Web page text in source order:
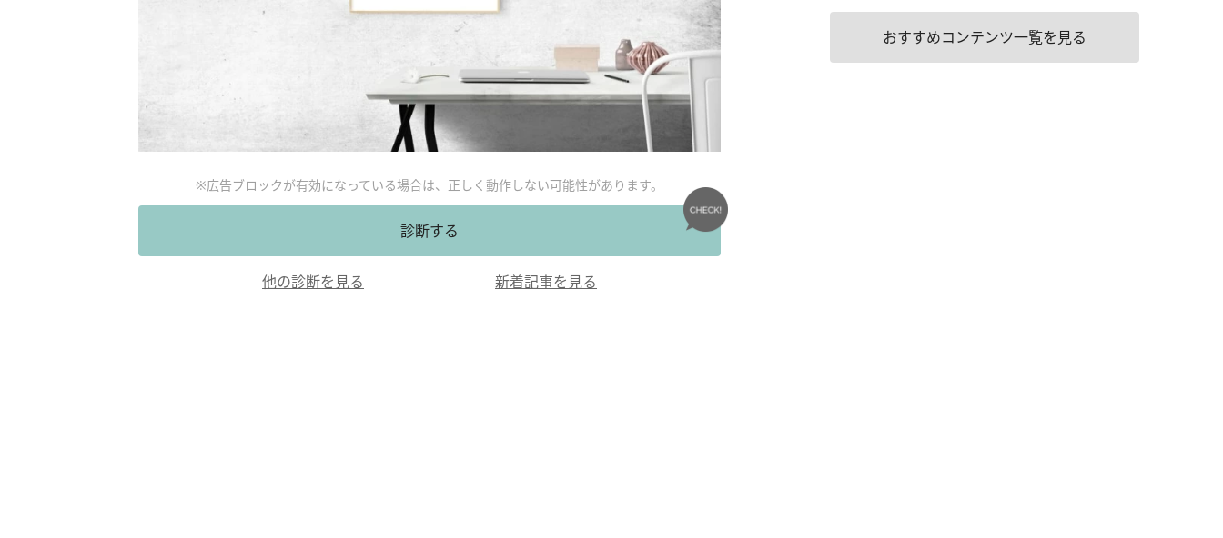
※広告ブロックが有効になっている場合は、正しく動作しない可能性があります。
診断する
他の診断を見る 新着記事を見る
おすすめコンテンツ一覧を見る